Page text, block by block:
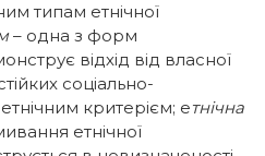
типам етнічної
– одна з форм
відхід від власної
соціально-
критерієм; етнічна
етнічної